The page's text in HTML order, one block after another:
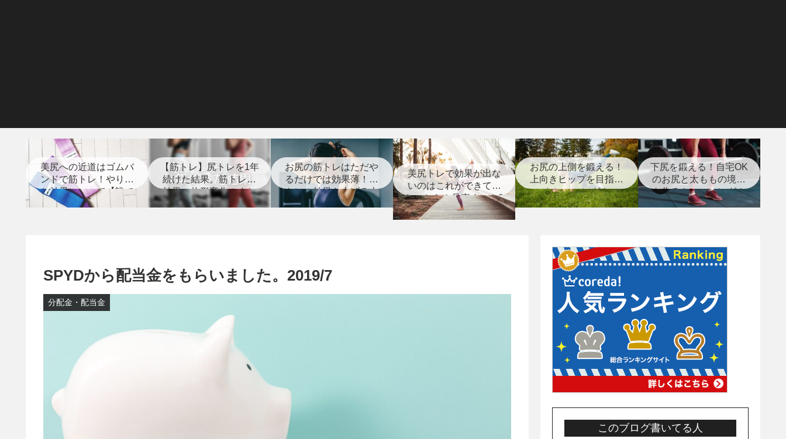
美尻への近道はゴムバ
ンドで筋トレ！やり方
と効果について【誰で
もできる】
【筋トレ】尻トレを1年
続けた結果。筋トレの
効果、体形変化のまと
め【経過写真あり】
お尻の筋トレはただや
るだけでは効果薄！筋
トレの効果を上げる大
切な事とは？
美尻トレで効果が出な
いのはこれができてい
ないから！見直すべき8
つのポイント【筋ト
レ】
お尻の上側を鍛える！
上向きヒップを目指す
トレーニング！
下尻を鍛える！自宅OK
のお尻と太ももの境目
を作るトレーニング！
SPYDから配当金をもらいました。2019/7
分配金・配当金
このブログ書いてる人